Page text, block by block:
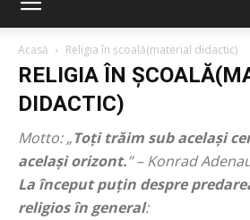
Acasă Religia în școală(material didactic)
RELIGIA ÎN
DIDACTIC)
Motto: „Toţi trăim sub acelaşi
acelaşi orizont.” – Konrad
La început puțin despre
religios în general: